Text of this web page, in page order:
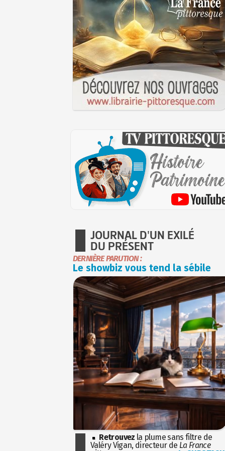
JOURNAL D'UN EXILÉ
DU PRÉSENT
DERNIÈRE PARUTION :
Le showbiz vous tend la sébile
Retrouvez la plume sans filtre de
Valéry Vigan, directeur de La France